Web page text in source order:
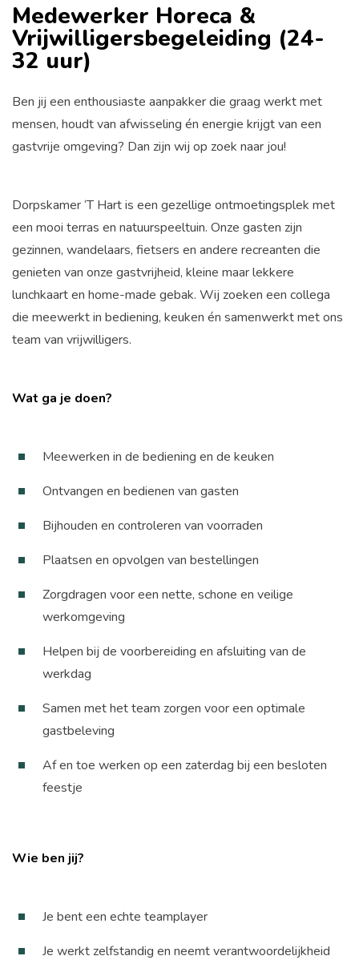
Medewerker Horeca &
Vrijwilligersbegeleiding (24-
32 uur)
Ben jij een enthousiaste aanpakker die graag werkt met
mensen, houdt van afwisseling én energie krijgt van een
gastvrije omgeving? Dan zijn wij op zoek naar jou!
Dorpskamer ‘T Hart is een gezellige ontmoetingsplek met
een mooi terras en natuurspeeltuin. Onze gasten zijn
gezinnen, wandelaars, fietsers en andere recreanten die
genieten van onze gastvrijheid, kleine maar lekkere
lunchkaart en home-made gebak. Wij zoeken een collega
die meewerkt in bediening, keuken én samenwerkt met ons
team van vrijwilligers.
Wat ga je doen?
Meewerken in de bediening en de keuken
Ontvangen en bedienen van gasten
Bijhouden en controleren van voorraden
Plaatsen en opvolgen van bestellingen
Zorgdragen voor een nette, schone en veilige
werkomgeving
Helpen bij de voorbereiding en afsluiting van de
werkdag
Samen met het team zorgen voor een optimale
gastbeleving
Af en toe werken op een zaterdag bij een besloten
feestje
Wie ben jij?
Je bent een echte teamplayer
Je werkt zelfstandig en neemt verantwoordelijkheid